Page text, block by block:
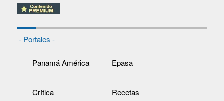
- Portales -
Panamá América Epasa
Crítica Recetas